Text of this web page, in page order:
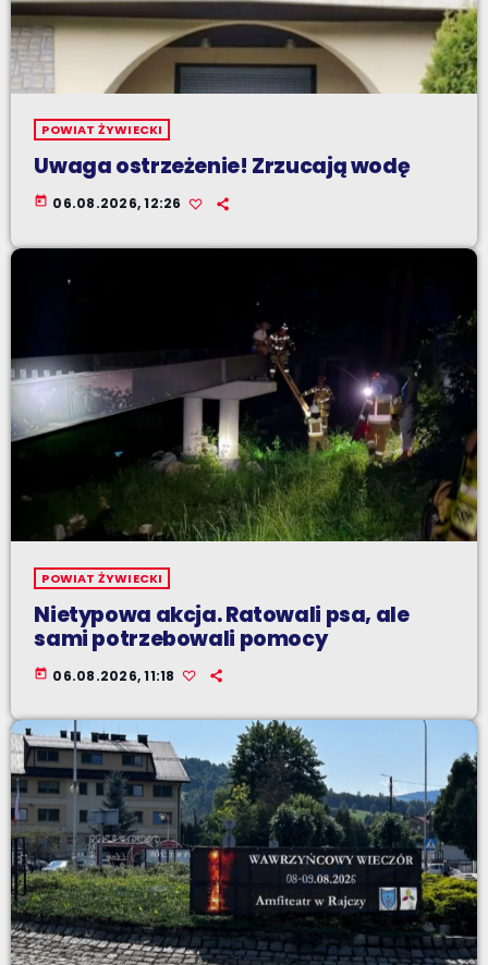
POWIAT ŻYWIECKI
Uwaga ostrzeżenie! Zrzucają wodę
today 06.08.2026, 12:26
POWIAT ŻYWIECKI
Nietypowa akcja. Ratowali psa, ale
sami potrzebowali pomocy
today 06.08.2026, 11:18